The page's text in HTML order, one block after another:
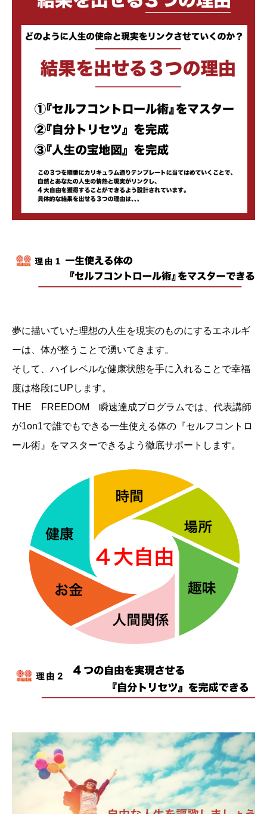
夢に描いていた理想の人生を現実のものにするエネルギ
ーは、体が整うことで湧いてきます。
そして、ハイレベルな健康状態を手に入れることで幸福
度は格段にUPします。
THE FREEDOM 瞬速達成プログラムでは、代表講師
が1on1で誰でもできる一生使える体の『セルフコントロ
ール術』をマスターできるよう徹底サポートします。